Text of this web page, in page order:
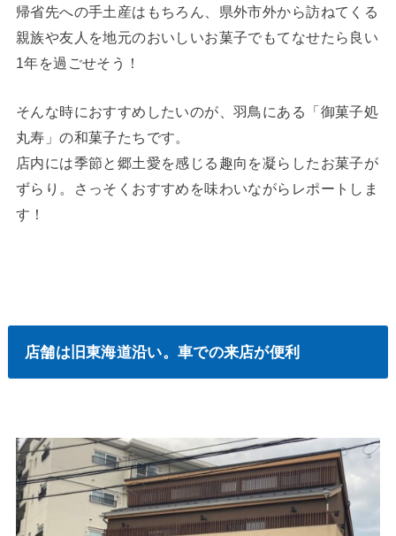
帰省先への手土産はもちろん、県外市外から訪ねてくる
親族や友人を地元のおいしいお菓子でもてなせたら良い
1年を過ごせそう！
そんな時におすすめしたいのが、羽鳥にある「御菓子処
丸寿」の和菓子たちです。
店内には季節と郷土愛を感じる趣向を凝らしたお菓子が
ずらり。さっそくおすすめを味わいながらレポートしま
す！
店舗は旧東海道沿い。車での来店が便利